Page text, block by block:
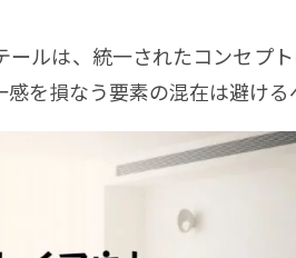
ールは、統一されたコンセプ
を損なう要素の混在は避ける